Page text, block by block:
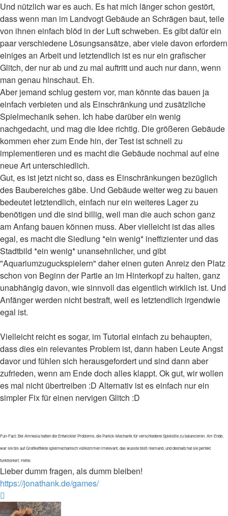
Und nützlich war es auch. Es hat mich länger schon gestört,
dass wenn man im Landvogt Gebäude an Schrägen baut, teile
von ihnen einfach blöd in der Luft schweben. Es gibt dafür ein
paar verschiedene Lösungsansätze, aber viele davon erfordern
einiges an Arbeit und letztendlich ist es nur ein grafischer
Glitch, der nur ab und zu mal auftritt und auch nur dann, wenn
man genau hinschaut. Eh.
Aber jemand schlug gestern vor, man könnte das bauen ja
einfach verbieten und als Einschränkung und zusätzliche
Spielmechanik sehen. Ich habe darüber ein wenig
nachgedacht, und mag die Idee richtig. Die größeren Gebäude
kommen eher zum Ende hin, der Test ist schnell zu
implementieren und es macht die Gebäude nochmal auf eine
neue Art unterschiedlich.
Gut, es ist jetzt nicht so, dass es Einschränkungen bezüglich
des Baubereiches gäbe. Und Gebäude weiter weg zu bauen
bedeutet letztendlich, einfach nur ein weiteres Lager zu
benötigen und die sind billig, weil man die auch schon ganz
am Anfang bauen können muss. Aber vielleicht ist das alles
egal, es macht die Siedlung *ein wenig* ineffizienter und das
Stadtbild *ein wenig* unansehnlicher, und gibt
"Aquariumzuguckspielern" daher einen guten Anreiz den Platz
schon von Beginn der Partie an im Hinterkopf zu halten, ganz
unabhängig davon, wie sinnvoll das eigentlich wirklich ist. Und
Anfänger werden nicht bestraft, weil es letztendlich irgendwie
egal ist.
Vielleicht reicht es sogar, im Tutorial einfach zu behaupten,
dass dies ein relevantes Problem ist, dann haben Leute Angst
davor und fühlen sich herausgefordert und sind dann aber
zufrieden, wenn am Ende doch alles klappt. Ok gut, wir wollen
es mal nicht übertreiben :D Alternativ ist es einfach nur ein
simpler Fix für einen nervigen Glitch :D
Fun-Fact: Bei Amnesia hatten die Entwickler Probleme, die Panick-Mechanik für verschiedene Spielstile zu balancieren. Am Ende,
war sie bis auf Grafikeffekte spielmechanisch vollkommen irrelevant, das wusste bloß niemand, und deshalb hat sie perfekt
funktioniert. Hehe.
Lieber dumm fragen, als dumm bleiben!
https://jonathank.de/games/
oben